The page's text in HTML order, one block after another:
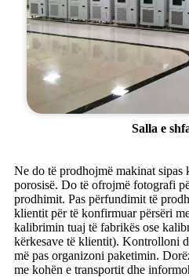
Salla e
Ne do të prodhojmë makinat sipas
porosisë. Do të ofrojmë fotografi
prodhimit. Pas përfundimit të
klientit për të konfirmuar përsëri
kalibrimin tuaj të fabrikës ose
kërkesave të klientit). Kontrolloni
më pas organizoni paketimin.
me kohën e transportit dhe